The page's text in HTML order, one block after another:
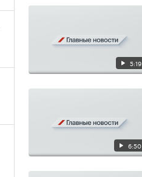
5:19
6:50